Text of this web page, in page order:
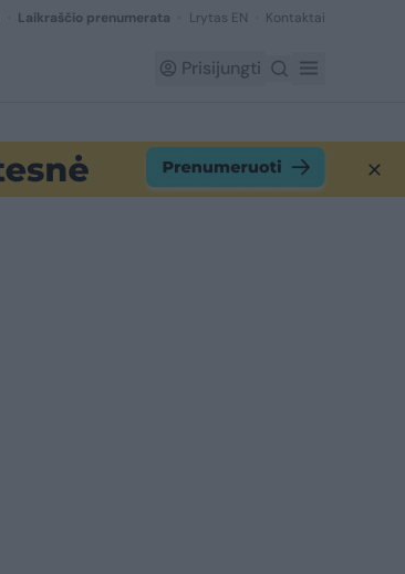
Laikraščio prenumerata Lrytas EN Kontaktai
Prisijungti